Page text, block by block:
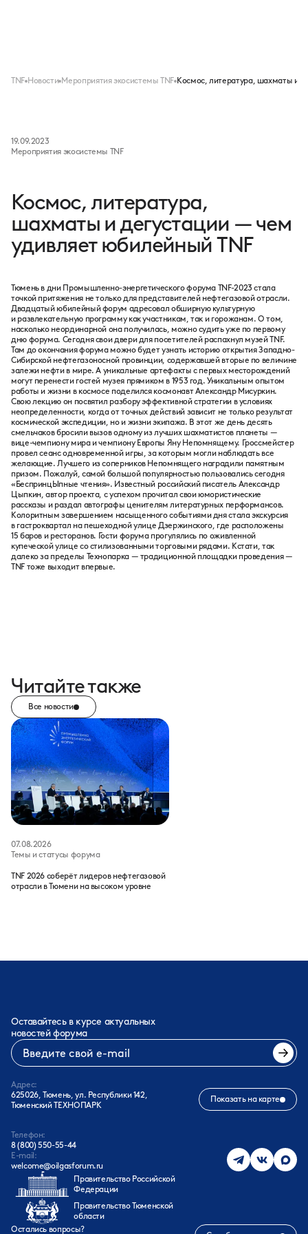
TNF Новости Мероприятия экосистемы TNF Космос, литература, шахматы и
19.09.2023
Мероприятия экосистемы TNF
Космос, литература,
шахматы и дегустации — чем
удивляет юбилейный TNF
Тюмень в дни Промышленно-энергетического форума TNF-2023 стала
точкой притяжения не только для представителей нефтегазовой отрасли.
Двадцатый юбилейный форум адресовал обширную культурную
и развлекательную программу как участникам, так и горожанам. О том,
насколько неординарной она получилась, можно судить уже по первому
дню форума. Сегодня свои двери для посетителей распахнул музей TNF.
Там до окончания форума можно будет узнать историю открытия Западно-
Сибирской нефтегазоносной провинции, содержавшей вторые по величине
залежи нефти в мире. А уникальные артефакты с первых месторождений
могут перенести гостей музея прямиком в 1953 год. Уникальным опытом
работы и жизни в космосе поделился космонавт Александр Мисуркин.
Свою лекцию он посвятил разбору эффективной стратегии в условиях
неопределенности, когда от точных действий зависит не только результат
космической экспедиции, но и жизни экипажа. В этот же день десять
смельчаков бросили вызов одному из лучших шахматистов планеты —
вице-чемпиону мира и чемпиону Европы Яну Непомнящему. Гроссмейстер
провел сеанс одновременной игры, за которым могли наблюдать все
желающие. Лучшего из соперников Непомнящего наградили памятным
призом. Пожалуй, самой большой популярностью пользовались сегодня
«БеспринцЫпные чтения». Известный российский писатель Александр
Цыпкин, автор проекта, с успехом прочитал свои юмористические
рассказы и раздал автографы ценителям литературных перформансов.
Колоритным завершением насыщенного событиями дня стала экскурсия
в гастроквартал на пешеходной улице Дзержинского, где расположены
15 баров и ресторанов. Гости форума прогулялись по оживленной
купеческой улице со стилизованными торговыми рядами. Кстати, так
далеко за пределы Технопарка — традиционной площадки проведения —
TNF тоже выходит впервые.
Читайте также
Все новости
07.08.2026
Темы и статусы форума
TNF 2026 соберёт лидеров нефтегазовой
отрасли в Тюмени на высоком уровне
Оставайтесь в курсе актуальных
новостей форума
Адрес:
625026, Тюмень, ул. Республики 142,
Тюменский ТЕХНОПАРК
Показать на карте
Телефон:
8 (800) 550-55-44
E-mail:
welcome@oilgasforum.ru
Правительство Российской
Федерации
Правительство Тюменской
области
Остались вопросы?